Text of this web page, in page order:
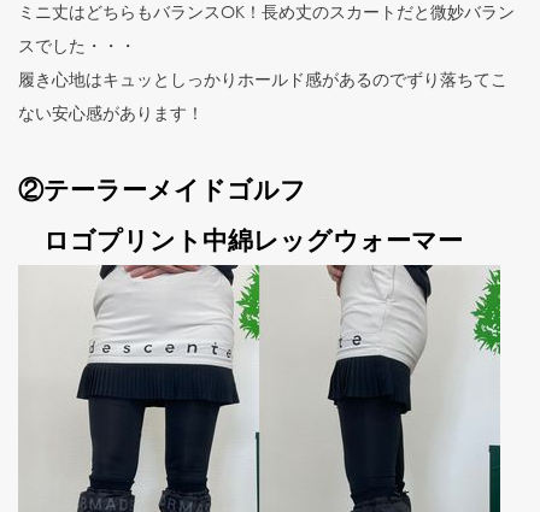
ミニ丈はどちらもバランスOK！長め丈のスカートだと微妙バラン
スでした・・・
履き心地はキュッとしっかりホールド感があるのでずり落ちてこ
ない安心感があります！
②テーラーメイドゴルフ
ロゴプリント中綿レッグウォーマー